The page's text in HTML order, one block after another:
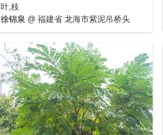
叶,枝
徐锦泉 @ 福建省 龙海市紫泥吊桥头